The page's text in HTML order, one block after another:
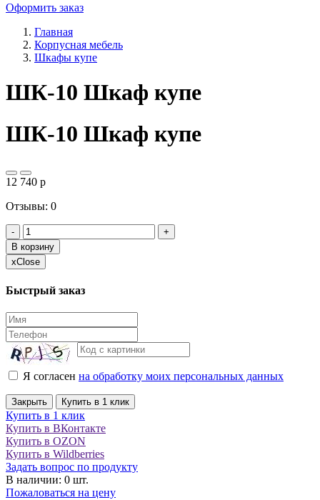
Оформить заказ
Главная
Корпусная мебель
Шкафы купе
ШК-10 Шкаф купе
ШК-10 Шкаф купе
12 740 p
Отзывы: 0
-
+
В корзину
xClose
Быстрый заказ
Я согласен на обработку моих персональных данных
Закрыть Купить в 1 клик
Купить в 1 клик
Купить в ВКонтакте
Купить в OZON
Купить в Wildberries
Задать вопрос по продукту
В наличии: 0 шт.
Пожаловаться на цену